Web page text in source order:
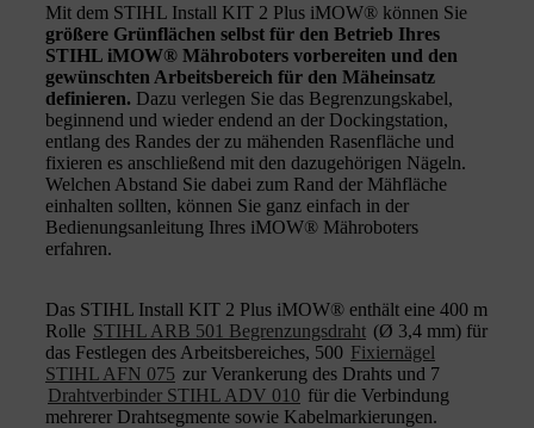
Mit dem STIHL Install KIT 2 Plus iMOW® können Sie
größere Grünflächen selbst für den Betrieb Ihres
STIHL iMOW® Mähroboters vorbereiten und den
gewünschten Arbeitsbereich für den Mäheinsatz
definieren. Dazu verlegen Sie das Begrenzungskabel,
beginnend und wieder endend an der Dockingstation,
entlang des Randes der zu mähenden Rasenfläche und
fixieren es anschließend mit den dazugehörigen Nägeln.
Welchen Abstand Sie dabei zum Rand der Mähfläche
einhalten sollten, können Sie ganz einfach in der
Bedienungsanleitung Ihres iMOW® Mähroboters
erfahren.
Das STIHL Install KIT 2 Plus iMOW® enthält eine 400 m
Rolle STIHL ARB 501 Begrenzungsdraht (Ø 3,4 mm) für
das Festlegen des Arbeitsbereiches, 500 Fixiernägel
STIHL AFN 075 zur Verankerung des Drahts und 7
Drahtverbinder STIHL ADV 010 für die Verbindung
mehrerer Drahtsegmente sowie Kabelmarkierungen.